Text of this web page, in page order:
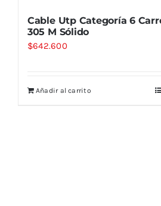
Cable Utp Categoría 6
305 M Sólido
$642.600
Añadir al carrito